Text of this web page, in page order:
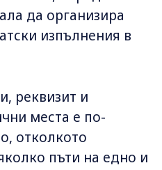
да организира
изпълнения в
реквизит и
места е по-
отколкото
пъти на едно и